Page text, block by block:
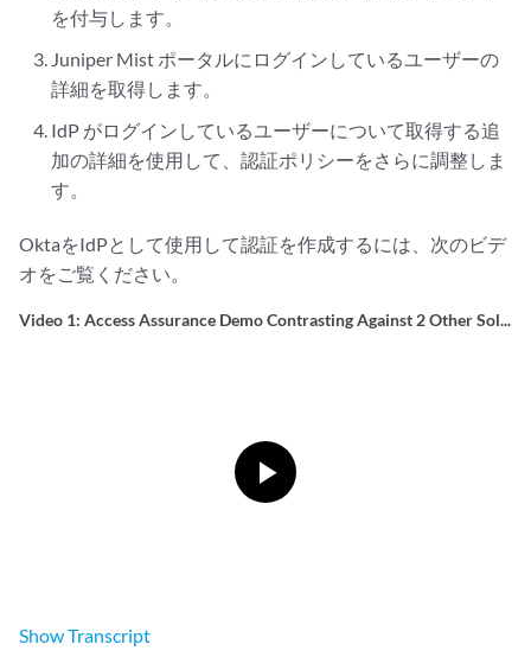
を付与します。
Juniper Mist ポータルにログインしているユーザーの
詳細を取得します。
IdP がログインしているユーザーについて取得する追
加の詳細を使用して、認証ポリシーをさらに調整しま
す。
OktaをIdPとして使用して認証を作成するには、次のビデ
オをご覧ください。
Video 1: Access Assurance Demo Contrasting Against 2 Other Sol...
ShowTranscript